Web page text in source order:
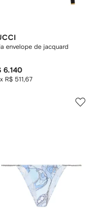
envelope de jacquard
6.140
R$ 511,67